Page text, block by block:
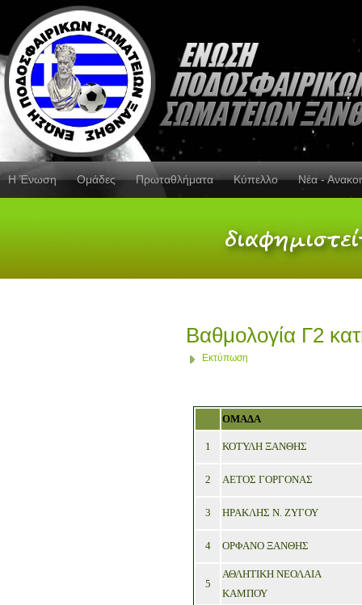
Η Ένωση Ομάδες Πρωταθλήματα Κύπελλο Νέα -
Βαθμολογία Γ2
Εκτύπωση
ΟΜΑΔΑ
1 ΚΟΤΥΛΗ ΞΑΝΘΗΣ
2 ΑΕΤΟΣ ΓΟΡΓΟΝΑΣ
3 ΗΡΑΚΛΗΣ Ν. ΖΥΓΟΥ
4 ΟΡΦΑΝΟ ΞΑΝΘΗΣ
5
ΑΘΛΗΤΙΚΗ ΝΕΟΛΑΙΑ
ΚΑΜΠΟΥ